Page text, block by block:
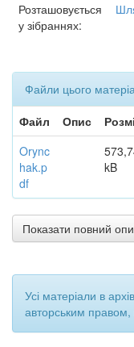
Розташовується
у зібраннях:
Файли цього
Файл
Опис
Orync
hak.p
df
kB
Показати повний
Усі матеріали в
авторським правом,